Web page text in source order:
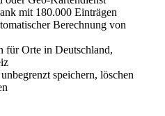
mit 180.000 Einträgen
Berechnung von
für Orte in Deutschland,
speichern, löschen